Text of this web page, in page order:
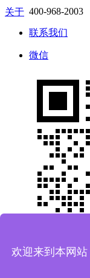
关于 400-968-2003
联系我们
微信
欢迎来到本网